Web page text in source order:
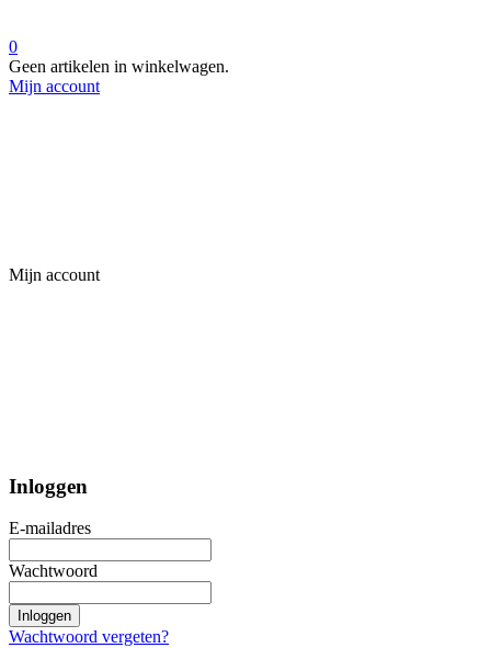
0
Geen artikelen in winkelwagen.
Mijn account
Mijn account
Inloggen
E-mailadres
Wachtwoord
Inloggen
Wachtwoord vergeten?